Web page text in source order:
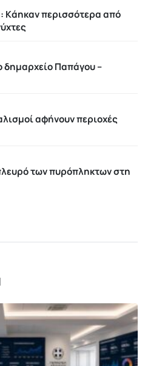
Kάηκαν περισσότερα από
δημαρχείο Παπάγου –
αφήνουν περιοχές
των πυρόπληκτων στη